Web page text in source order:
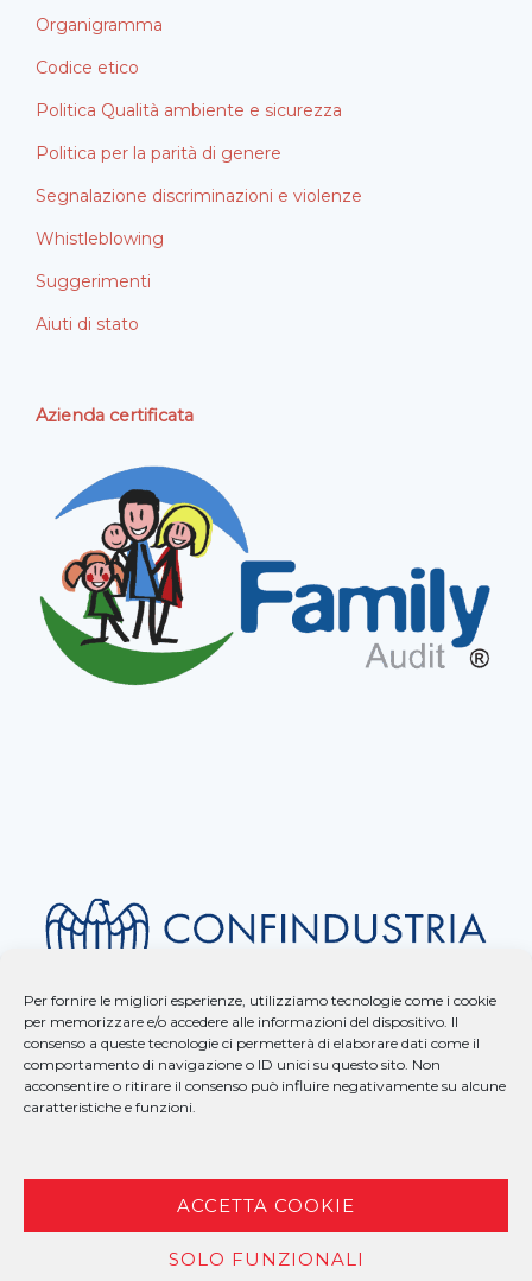
Per fornire le migliori esperienze, utilizziamo tecnologie come i cookie
per memorizzare e/o accedere alle informazioni del dispositivo. Il
consenso a queste tecnologie ci permetterà di elaborare dati come il
comportamento di navigazione o ID unici su questo sito. Non
acconsentire o ritirare il consenso può influire negativamente su alcune
caratteristiche e funzioni.
ACCETTA COOKIE
SOLO FUNZIONALI
Organigramma
Codice etico
Politica Qualità ambiente e sicurezza
Politica per la parità di genere
Segnalazione discriminazioni e violenze
Whistleblowing
Suggerimenti
Aiuti di stato
Azienda certificata